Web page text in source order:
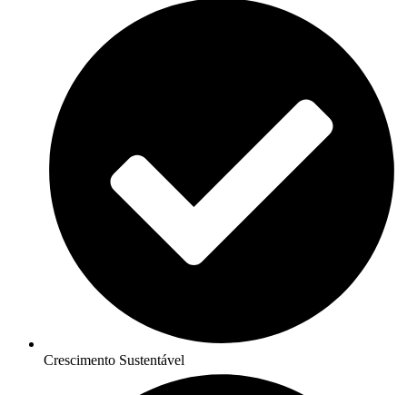
Crescimento Sustentável